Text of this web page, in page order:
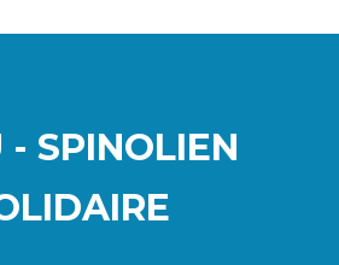
- SPINOLIEN